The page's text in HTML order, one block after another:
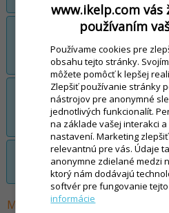
Spracovanie online
obsluhy (čašníka -
reštaurácie)
Spracovanie online
rozvozcu -
Poslíček
Telefonická
z pohľadu obsluhy
Marketingové kampane,
www.ikelp.com vás
používaním
Používame cookies pre
obsahu tejto stránky.
môžete pomôcť k lepšej
Zlepšiť používanie stránky
nástrojov pre anonymné
jednotlivých funkcionalít.
na základe vašej interakci
nastavení. Marketing
relevantnú pre vás. Údaje
anonymne zdielané medzi
ktorý nám dodávajú
softvér pre fungovanie
informácie